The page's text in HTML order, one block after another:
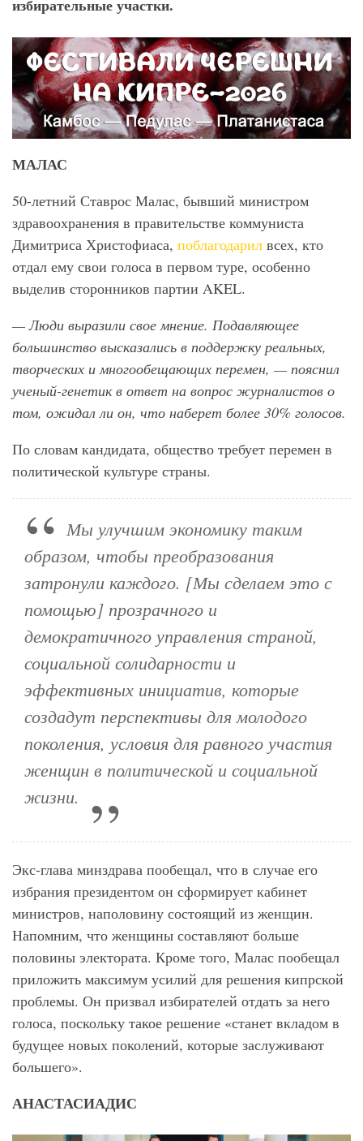
избирательные участки.
МАЛАС
50-летний Ставрос Малас, бывший министром
здравоохранения в правительстве коммуниста
Димитриса Христофиаса, поблагодарил всех, кто
отдал ему свои голоса в первом туре, особенно
выделив сторонников партии AKEL.
— Люди выразили свое мнение. Подавляющее
большинство высказались в поддержку реальных,
творческих и многообещающих перемен, — пояснил
ученый-генетик в ответ на вопрос журналистов о
том, ожидал ли он, что наберет более 30% голосов.
По словам кандидата, общество требует перемен в
политической культуре страны.
Мы улучшим экономику таким
образом, чтобы преобразования
затронули каждого. [Мы сделаем это с
помощью] прозрачного и
демократичного управления страной,
социальной солидарности и
эффективных инициатив, которые
создадут перспективы для молодого
поколения, условия для равного участия
женщин в политической и социальной
жизни.
Экс-глава минздрава пообещал, что в случае его
избрания президентом он сформирует кабинет
министров, наполовину состоящий из женщин.
Напомним, что женщины составляют больше
половины электората. Кроме того, Малас пообещал
приложить максимум усилий для решения кипрской
проблемы. Он призвал избирателей отдать за него
голоса, поскольку такое решение «станет вкладом в
будущее новых поколений, которые заслуживают
большего».
АНАСТАСИАДИС